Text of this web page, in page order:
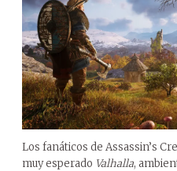
Los fanáticos de Assassin’s
muy esperado Valhalla,